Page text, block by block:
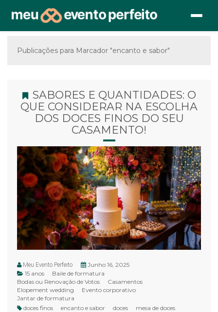
Publicações para Marcador "encanto e sabor"
SABORES E QUANTIDADES: O
QUE CONSIDERAR NA ESCOLHA
DOS DOCES FINOS DO SEU
CASAMENTO!
Meu Evento Perfeito
Junho 16, 2025
15 anos
Baile de formatura
Bodas ou Renovação de Votos
Casamentos
Elopement wedding
Evento corporativo
Jantar de formatura
doces finos
encanto e sabor doces mesa de doces